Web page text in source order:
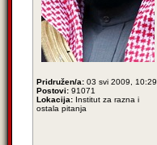
Pridružen/a: 03 svi 2009, 10:29
Postovi: 91071
Lokacija: Institut za razna i
ostala pitanja